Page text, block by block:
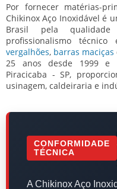
Por fornecer matérias-
Chikinox Aço Inoxidável é
Brasil pela
profissionalismo
vergalhões, barras maciças
25 anos desde 1999 e
Piracicaba - SP,
usinagem, caldeiraria e
CONFORMIDADE
TÉCNICA
A Chikinox Aço